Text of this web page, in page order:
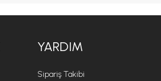
YARDIM
Sipariş Takibi